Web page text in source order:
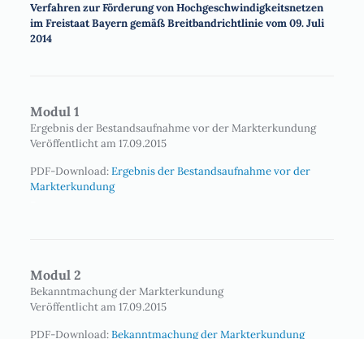
Verfahren zur Förderung von Hochgeschwindigkeitsnetzen
im Freistaat Bayern gemäß Breitbandrichtlinie vom 09. Juli
2014
Modul 1
Ergebnis der Bestandsaufnahme vor der Markterkundung
Veröffentlicht am 17.09.2015
PDF-Download:Ergebnis der Bestandsaufnahme vor der
Markterkundung
Modul 2
Bekanntmachung der Markterkundung
Veröffentlicht am 17.09.2015
PDF-Download:Bekanntmachung der Markterkundung